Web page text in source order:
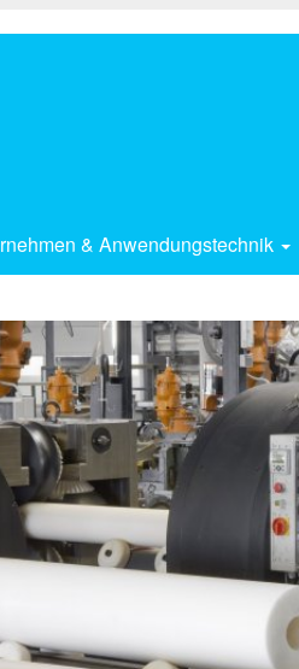
& Anwendungstechnik